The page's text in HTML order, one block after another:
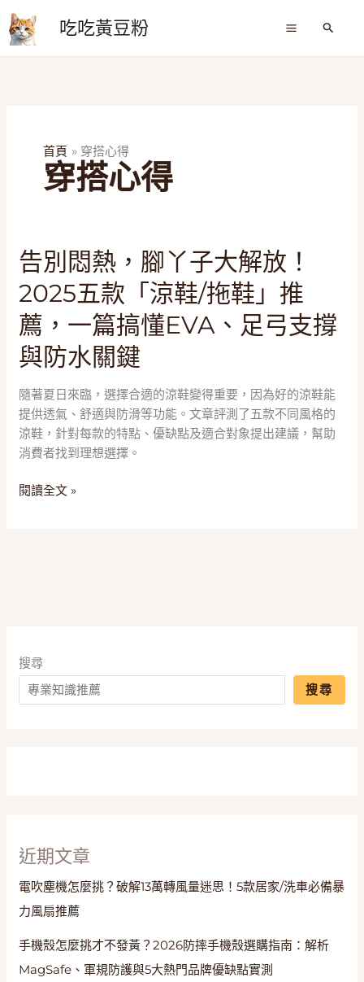
至
主
吃吃黃豆粉
搜
首頁 穿搭心得
穿搭心得
告別悶熱，腳丫子大解放！
2025五款「涼鞋/拖鞋」推
薦，一篇搞懂EVA、足弓支撐
與防水關鍵
隨著夏日來臨，選擇合適的涼鞋變得重要，因為好的涼鞋能
提供透氣、舒適與防滑等功能。文章評測了五款不同風格的
涼鞋，針對每款的特點、優缺點及適合對象提出建議，幫助
消費者找到理想選擇。
告
別
悶
熱，
腳
丫
子
大
解
放！
2025
款
搞
懂
EVA、
關
鍵
閱讀全文 »
搜尋
搜尋
近期文章
電吹塵機怎麼挑？破解13萬轉風量迷思！5款居家/洗車必備暴
力風扇推薦
手機殼怎麼挑才不發黃？2026防摔手機殼選購指南：解析
MagSafe、軍規防護與5大熱門品牌優缺點實測